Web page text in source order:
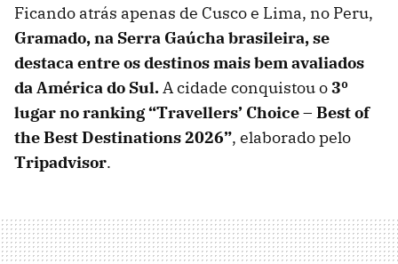
Ficando atrás apenas de Cusco e Lima, no Peru,
Gramado, na Serra Gaúcha brasileira, se
destaca entre os destinos mais bem avaliados
da América do Sul.A cidade conquistou o3º
lugar no ranking “Travellers’ Choice – Best of
the Best Destinations 2026”, elaborado pelo
Tripadvisor.